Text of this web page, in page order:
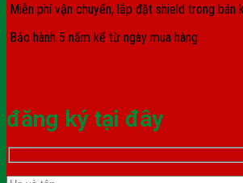
Miễn phí vận chuyển, lắp đặt shield trong bán
Bảo hành 5 năm kể từ ngày mua hàng
đăng ký tại đây